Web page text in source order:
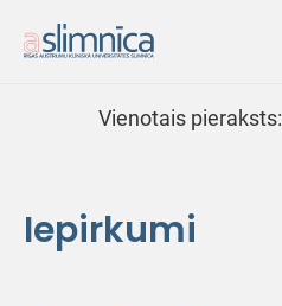
Vienotais pieraksts:
Iepirkumi